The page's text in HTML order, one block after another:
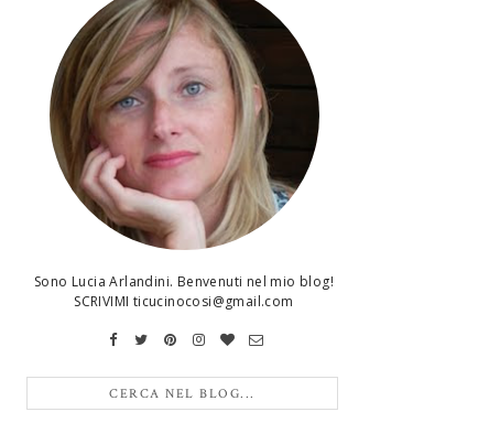
Sono Lucia Arlandini. Benvenuti nel mio blog!
SCRIVIMI ticucinocosi@gmail.com